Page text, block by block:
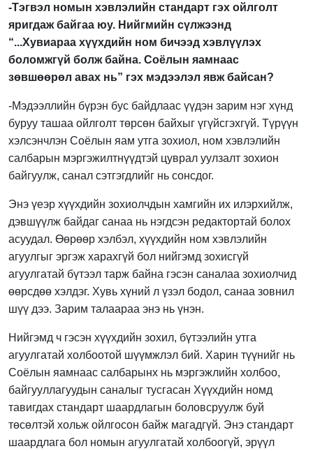
-Тэгвэл номын хэвлэлийн стандарт гэх ойлголт
яригдаж байгаа юу. Нийгмийн сүлжээнд
“...Хувиараа хүүхдийн ном бичээд хэвлүүлэх
боломжгүй болж байна. Соёлын яамнаас
зөвшөөрөл авах нь” гэх мэдээлэл явж байсан?
-Мэдээллийн бүрэн бус байдлаас үүдэн зарим нэг хүнд
буруу ташаа ойлголт төрсөн байхыг үгүйсгэхгүй. Түрүүн
хэлсэнчлэн Соёлын яам утга зохиол, ном хэвлэлийн
салбарын мэргэжилтнүүдтэй цуврал уулзалт зохион
байгуулж, санал сэтгэгдлийг нь сонсдог.
Энэ үеэр хүүхдийн зохиолчдын хамгийн их илэрхийлж,
дэвшүүлж байдаг санаа нь нэгдсэн редактортай болох
асуудал. Өөрөөр хэлбэл, хүүхдийн ном хэвлэлийн
агуулгыг эргэж харахгүй бол нийгэмд зохисгүй
агуулгатай бүтээл тарж байна гэсэн саналаа зохиолчид
өөрсдөө хэлдэг. Хувь хүний л үзэл бодол, санаа зовнил
шүү дээ. Зарим талаараа энэ нь үнэн.
Нийгэмд ч гэсэн хүүхдийн зохил, бүтээлийн утга
агуулгатай холбоотой шүүмжлэл бий. Харин түүнийг нь
Соёлын яамнаас салбарынх нь мэргэжлийн холбоо,
байгууллагуудын саналыг тусгасан Хүүхдийн номд
тавигдах стандарт шаардлагын боловсруулж буй
төсөлтэй хольж ойлгосон байж магадгүй. Энэ стандарт
шаардлага бол номын агуулгатай холбоогүй, эрүүл